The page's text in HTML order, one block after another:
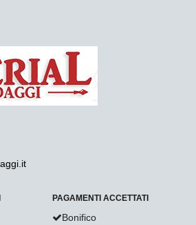
PAGAMENTI ACCETTATI
Bonifico